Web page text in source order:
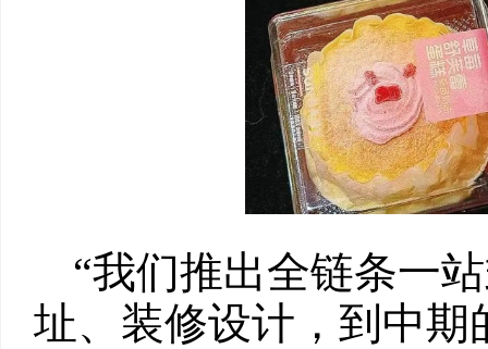
“我们推出全链条一
址、装修设计，到中